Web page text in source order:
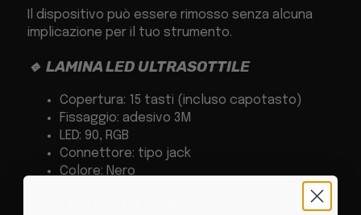
Il dispositivo può essere rimosso senza alcuna
implicazione per il tuo strumento.
🔹 LAMINA LED ULTRASOTTILE
Copertura: 15 tasti (incluso capotasto)
Fissaggio: adesivo 3M
LED: 90, RGB
Connettore: tipo jack
Colore: Nero